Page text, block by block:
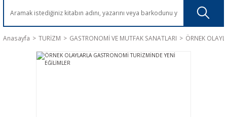
Anasayfa TURİZM GASTRONOMİ VE MUTFAK SANATLARI ÖRNEK